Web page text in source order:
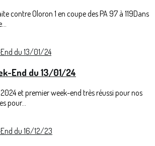
contre Oloron 1 en coupe des PA 97 à 119Dans
End du 13/01/24
et premier week-end très réussi pour nos
pour...